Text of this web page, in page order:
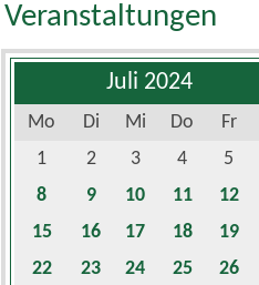
Veranstaltungen
Juli 2024
Mo Di Mi Do Fr
1
2 3 4 5
8
9 10 11 12
15
16 17 18 19
22
23 24 25 26